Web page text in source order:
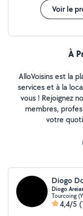
Voir le
À
AlloVoisins est la
services et à la
vous ! Rejoignez
membres,
votre
Diogo
Diogo
Tourcoing
4,4/5